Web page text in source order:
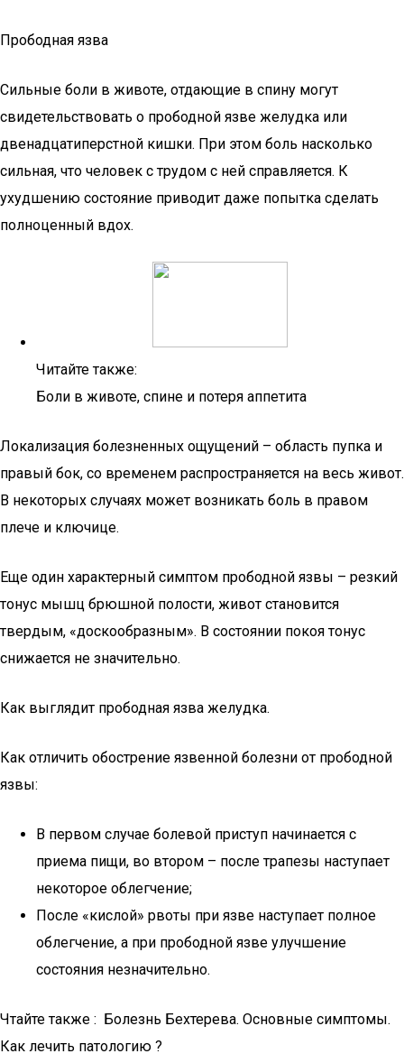
Прободная язва
Сильные боли в животе, отдающие в спину могут
свидетельствовать о прободной язве желудка или
двенадцатиперстной кишки. При этом боль насколько
сильная, что человек с трудом с ней справляется. К
ухудшению состояние приводит даже попытка сделать
полноценный вдох.
Читайте также:
Боли в животе, спине и потеря аппетита
Локализация болезненных ощущений – область пупка и
правый бок, со временем распространяется на весь живот.
В некоторых случаях может возникать боль в правом
плече и ключице.
Еще один характерный симптом прободной язвы – резкий
тонус мышц брюшной полости, живот становится
твердым, «доскообразным». В состоянии покоя тонус
снижается не значительно.
Как выглядит прободная язва желудка.
Как отличить обострение язвенной болезни от прободной
язвы:
В первом случае болевой приступ начинается с
приема пищи, во втором – после трапезы наступает
некоторое облегчение;
После «кислой» рвоты при язве наступает полное
облегчение, а при прободной язве улучшение
состояния незначительно.
Чтайте также : Болезнь Бехтерева. Основные симптомы.
Как лечить патологию ?